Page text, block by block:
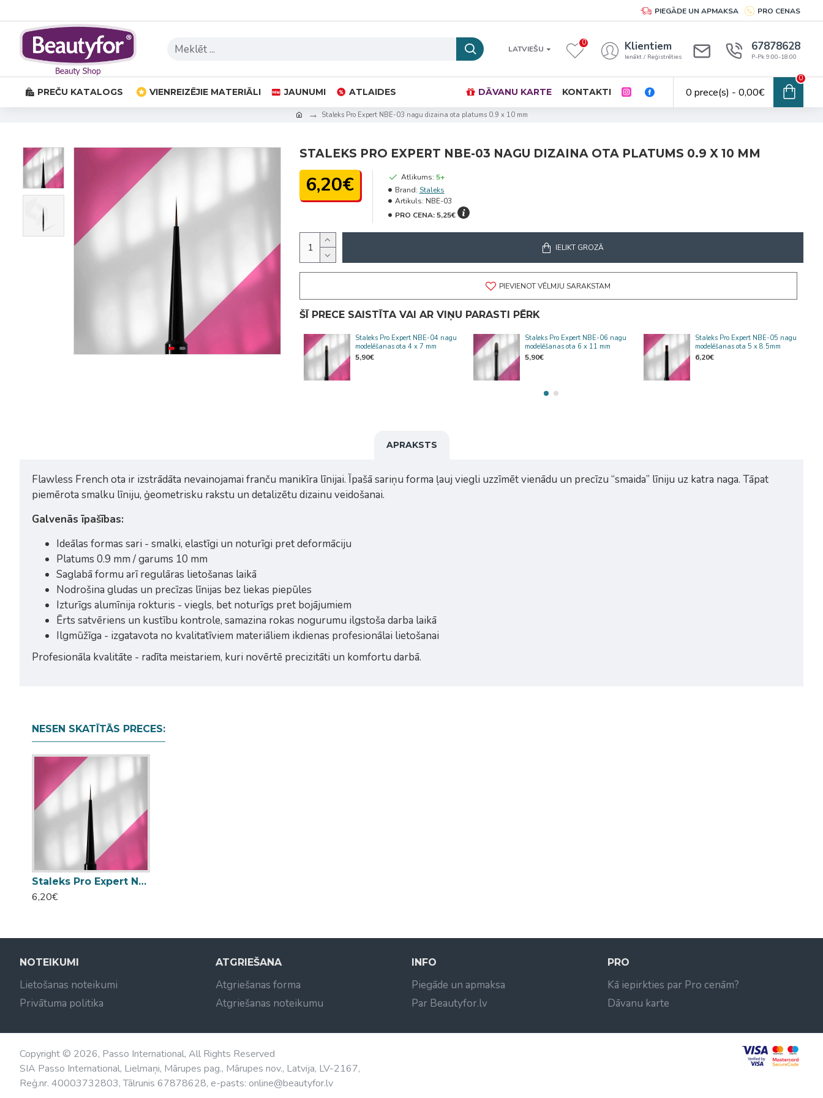
PIEGĀDE UN APMAKSA PRO CENAS
LATVIEŠU
0 Klientiem
Ienākt / Reģistrēties
67878628
P-Pk 9:00-18:00
PREČU KATALOGS VIENREIZĒJIE MATERIĀLI JAUNUMI ATLAIDES DĀVANU KARTE KONTAKTI 0 prece(s) - 0,00€
0
Staleks Pro Expert NBE-03 nagu dizaina ota platums 0.9 x 10 mm
STALEKS PRO EXPERT NBE-03 NAGU DIZAINA OTA PLATUMS 0.9 X 10 MM
6,20€ Atlikums: 5+
Brand: Staleks
Artikuls: NBE-03
PRO CENA:5,25€
IELIKT GROZĀ
PIEVIENOT VĒLMJU SARAKSTAM
ŠĪ PRECE SAISTĪTA VAI AR VIŅU PARASTI PĒRK
Staleks Pro Expert NBE-07 nagu
ota gradienta dizainam 7 x 11
mm
Staleks Pro Expert NBE-04 nagu
modelēšanas ota 4 x 7 mm
5,90€
Staleks Pro Expert NBE-06 nagu
modelēšanas ota 6 x 11 mm
5,90€
Staleks Pro Expert NBE-05 nagu
modelēšanas ota 5 x 8.5mm
6,20€
APRAKSTS
Flawless French ota ir izstrādāta nevainojamai franču manikīra līnijai. Īpašā sariņu forma ļauj viegli uzzīmēt vienādu un precīzu “smaida” līniju uz katra naga. Tāpat
piemērota smalku līniju, ģeometrisku rakstu un detalizētu dizainu veidošanai.
Galvenās īpašības:
Ideālas formas sari - smalki, elastīgi un noturīgi pret deformāciju
Platums 0.9 mm / garums 10 mm
Saglabā formu arī regulāras lietošanas laikā
Nodrošina gludas un precīzas līnijas bez liekas piepūles
Izturīgs alumīnija rokturis - viegls, bet noturīgs pret bojājumiem
Ērts satvēriens un kustību kontrole, samazina rokas nogurumu ilgstoša darba laikā
Ilgmūžīga - izgatavota no kvalitatīviem materiāliem ikdienas profesionālai lietošanai
Profesionāla kvalitāte - radīta meistariem, kuri novērtē precizitāti un komfortu darbā.
NESEN SKATĪTĀS PRECES:
Staleks Pro Expert NBE-03 nagu dizaina ota platums 0.9 x 10 mm
6,20€
NOTEIKUMI
Lietošanas noteikumi
Privātuma politika
ATGRIEŠANA
Atgriešanas forma
Atgriešanas noteikumu
INFO
Piegāde un apmaksa
Par Beautyfor.lv
PRO
Kā iepirkties par Pro cenām?
Dāvanu karte
Copyright © 2026, Passo International, All Rights Reserved
SIA Passo International, Lielmaņi, Mārupes pag., Mārupes nov., Latvija, LV-2167,
Reģ.nr. 40003732803, Tālrunis 67878628, e-pasts: online@beautyfor.lv